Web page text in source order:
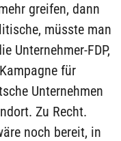
greifen, dann
müsste man
Unternehmer-FDP,
für
Unternehmen
Zu Recht.
noch bereit, in